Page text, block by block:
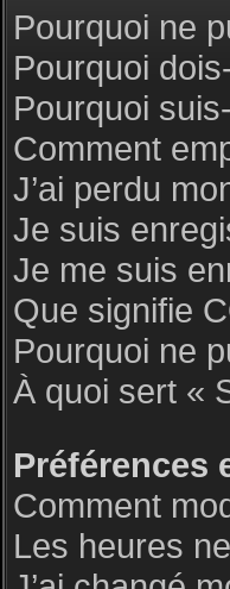
Pourquoi ne
Pourquoi
Pourquoi
Comment
J’ai perdu
Je suis
Je me suis
Que signifie
Pourquoi ne
À quoi sert «
Préférences
Comment
Les heures